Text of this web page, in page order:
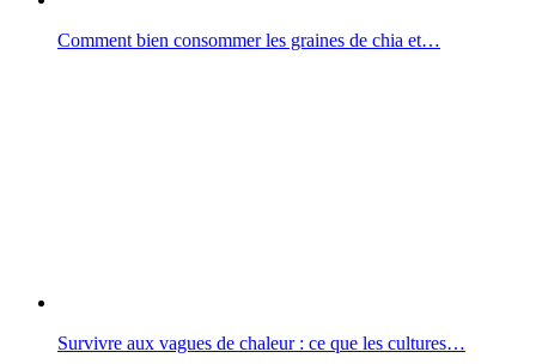
Comment bien consommer les graines de chia et…
Survivre aux vagues de chaleur : ce que les cultures…